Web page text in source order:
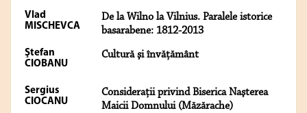
Vlad
MISCHEVCA
De la Wilno la Vilnius. Paralele istorice
basarabene: 1812-2013
Ştefan
CIOBANU
Cultură şi învăţământ
Sergius
CIOCANU
Consideraţii privind Biserica Naşterea
Maicii Domnului (Măzărache)